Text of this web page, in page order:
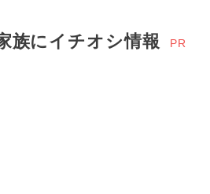
族にイチオシ情報 PR